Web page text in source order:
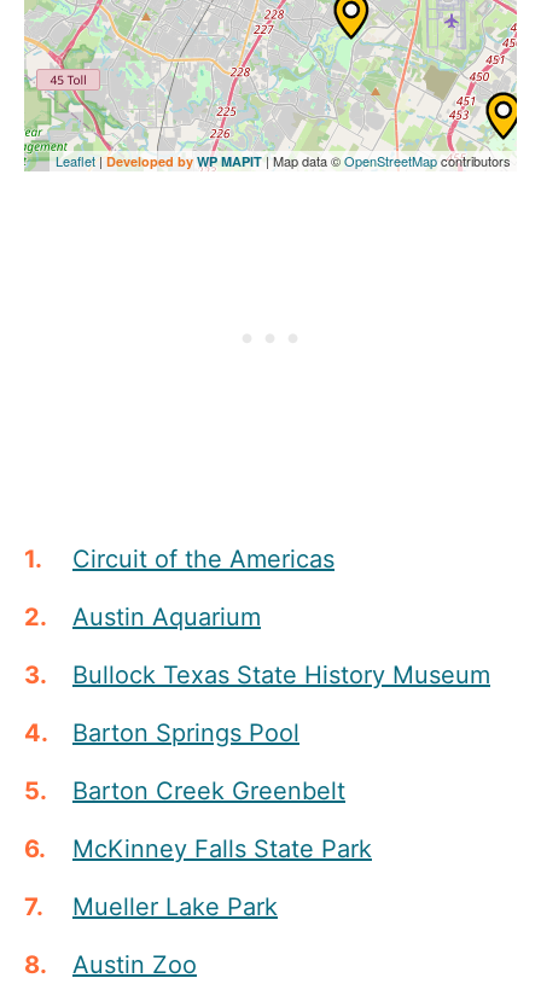
Leaflet|Developed by WP MAPIT | Map data ©OpenStreetMapcontributors
Circuit of the Americas
Austin Aquarium
Bullock Texas State History Museum
Barton Springs Pool
Barton Creek Greenbelt
McKinney Falls State Park
Mueller Lake Park
Austin Zoo